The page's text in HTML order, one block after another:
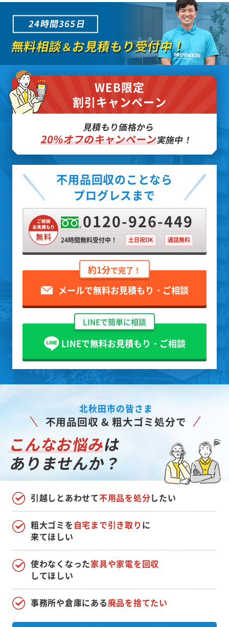
24時間365日
無料相談＆お見積もり受付中！
WEB限定
割引キャンペーン
見積もり価格から
20%オフのキャンペーン実施中！
不用品回収のことなら
プログレスまで
0120-926-449
24時間無料受付中！ 土日祝OK 通話無料
約1分で完了！
メールで無料お見積もり・ご相談
LINEで簡単に相談
LINEで無料お見積もり・ご相談
北秋田市の皆さま
不用品回収 & 粗大ゴミ処分で
こんなお悩みは
ありませんか？
引越しとあわせて不用品を処分したい
使わなくなった家具や家電を回収
してほしい
粗大ゴミを自宅まで引き取り に
来てほしい
事務所や倉庫にある廃品を捨てたい